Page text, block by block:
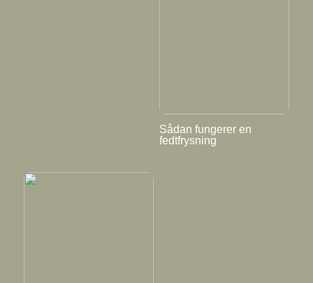
Sådan fungerer en
fedtfrysning